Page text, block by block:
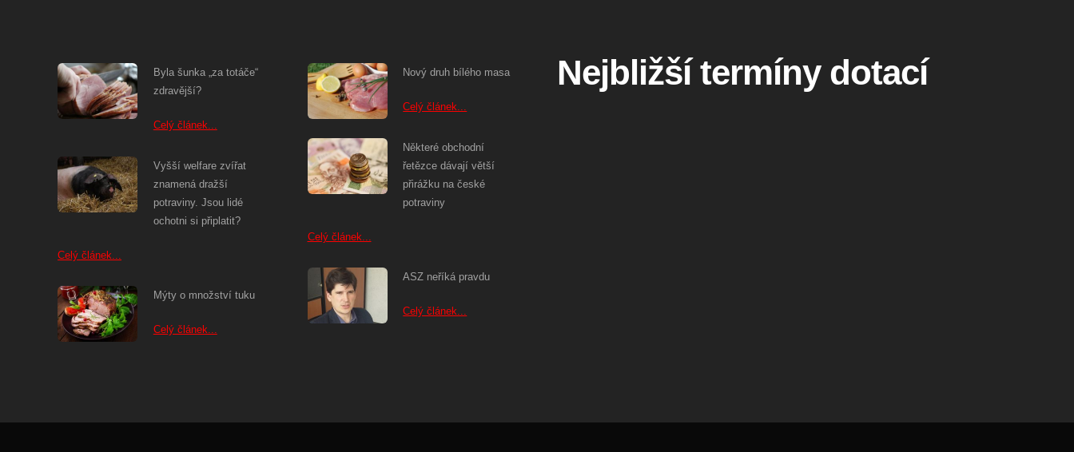
Byla šunka „za totáče“
zdravější?
Celý článek...
Vyšší welfare zvířat
znamená dražší
potraviny. Jsou lidé
ochotni si připlatit?
Celý článek...
Mýty o množství tuku
Celý článek...
Nový druh bílého masa
Celý článek...
Některé obchodní
řetězce dávají větší
přirážku na české
potraviny
Celý článek...
ASZ neříká pravdu
Celý článek...
Nejbližší termíny dotací